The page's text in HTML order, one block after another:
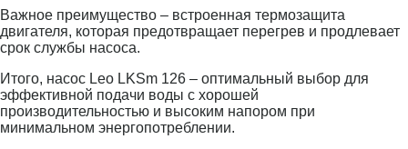
Важное преимущество – встроенная термозащита
двигателя, которая предотвращает перегрев и продлевает
срок службы насоса.
Итого, насос Leo LKSm 126 – оптимальный выбор для
эффективной подачи воды с хорошей
производительностью и высоким напором при
минимальном энергопотреблении.